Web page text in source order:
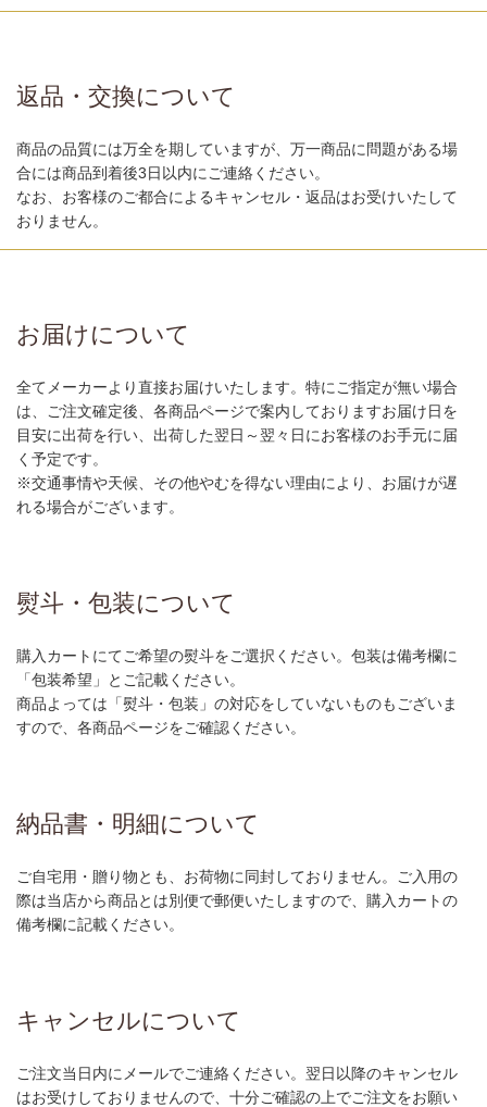
返品・交換について
商品の品質には万全を期していますが、万一商品に問題がある場
合には商品到着後3日以内にご連絡ください。
なお、お客様のご都合によるキャンセル・返品はお受けいたして
おりません。
お届けについて
全てメーカーより直接お届けいたします。特にご指定が無い場合
は、ご注文確定後、各商品ページで案内しておりますお届け日を
目安に出荷を行い、出荷した翌日～翌々日にお客様のお手元に届
く予定です。
※交通事情や天候、その他やむを得ない理由により、お届けが遅
れる場合がございます。
熨斗・包装について
購入カートにてご希望の熨斗をご選択ください。包装は備考欄に
「包装希望」とご記載ください。
商品よっては「熨斗・包装」の対応をしていないものもございま
すので、各商品ページをご確認ください。
納品書・明細について
ご自宅用・贈り物とも、お荷物に同封しておりません。ご入用の
際は当店から商品とは別便で郵便いたしますので、購入カートの
備考欄に記載ください。
キャンセルについて
ご注文当日内にメールでご連絡ください。翌日以降のキャンセル
はお受けしておりませんので、十分ご確認の上でご注文をお願い